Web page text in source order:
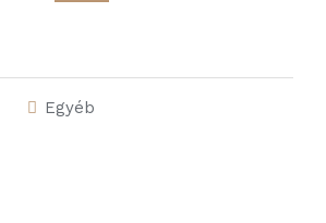
Egyéb